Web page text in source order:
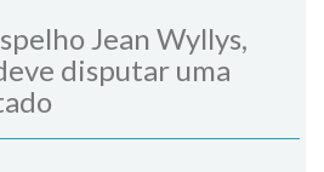
Jean Wyllys,
disputar uma